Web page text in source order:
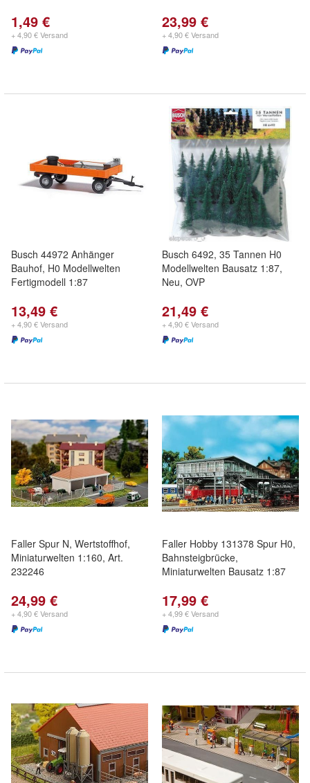
1,49 €
+ 4,90 € Versand
23,99 €
+ 4,90 € Versand
Busch 44972 Anhänger
Bauhof, H0 Modellwelten
Fertigmodell 1:87
13,49 €
+ 4,90 € Versand
Busch 6492, 35 Tannen H0
Modellwelten Bausatz 1:87,
Neu, OVP
21,49 €
+ 4,90 € Versand
Faller Spur N, Wertstoffhof,
Miniaturwelten 1:160, Art.
232246
24,99 €
+ 4,90 € Versand
Faller Hobby 131378 Spur H0,
Bahnsteigbrücke,
Miniaturwelten Bausatz 1:87
17,99 €
+ 4,99 € Versand